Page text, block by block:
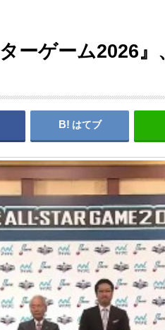
ーゲーム2026
はてブ